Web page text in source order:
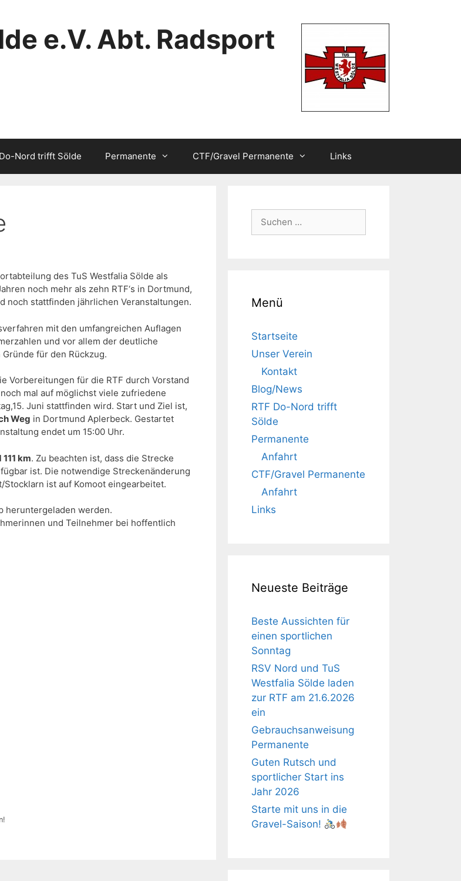
e.V. Abt. Radsport
Nord trifft Sölde Permanente CTF/Gravel Permanente Links
des TuS Westfalia Sölde als
noch mehr als zehn RTF‘s in Dortmund,
noch stattfinden jährlichen Veranstaltungen.
mit den umfangreichen Auflagen
und vor allem der deutliche
für den Rückzug.
Vorbereitungen für die RTF durch Vorstand
mal auf möglichst viele zufriedene
Juni stattfinden wird. Start und Ziel ist,
Weg in Dortmund Aplerbeck. Gestartet
endet um 15:00 Uhr.
111 km. Zu beachten ist, dass die Strecke
ist. Die notwendige Streckenänderung
ist auf Komoot eingearbeitet.
heruntergeladen werden.
und Teilnehmer bei hoffentlich
Suchen
Menü
Startseite
Unser Verein
Kontakt
Blog/News
RTF Do-Nord trifft
Sölde
Permanente
Anfahrt
CTF/Gravel Permanente
Anfahrt
Links
Neueste Beiträge
Beste Aussichten für
einen sportlichen
Sonntag
RSV Nord und TuS
Westfalia Sölde laden
zur RTF am 21.6.2026
ein
Gebrauchsanweisung
Permanente
Guten Rutsch und
sportlicher Start ins
Jahr 2026
Starte mit uns in die
Gravel-Saison!